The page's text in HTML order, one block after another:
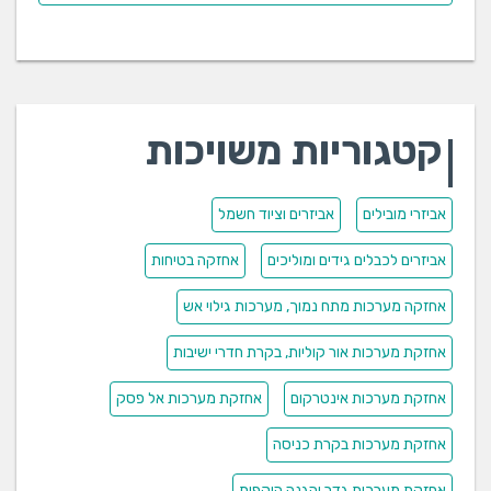
מערכת אזעקה קווית
מצלמות אבטחה
מצלמה מוסלקת
מצלמת אינפרא
מצלמת כיפה
מצלמת כרטיס
מצלמת IP
תקשורת ואינטרקום
בקרת כניסה
אינטרקום
מרכזיה
לחצן מצוקה
קטגוריות משויכות
אביזרי מובילים אביזרים וציוד חשמל
אביזרים לכבלים גידים ומוליכים אחזקה בטיחות
אחזקה מערכות מתח נמוך, מערכות גילוי אש
אחזקת מערכות אור קוליות, בקרת חדרי ישיבות
אחזקת מערכות אינטרקום אחזקת מערכות אל פסק
אחזקת מערכות בקרת כניסה